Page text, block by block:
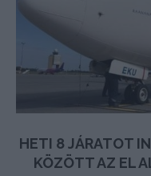
HETI 8 JÁRATOT
KÖZÖTT AZ EL